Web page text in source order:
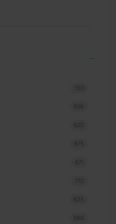
150
695
620
675
671
710
625
660